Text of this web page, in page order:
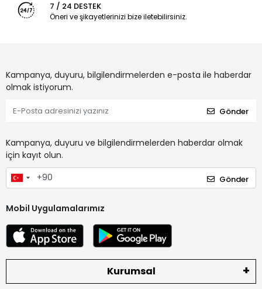
7 / 24 DESTEK
Öneri ve şikayetlerinizi bize iletebilirsiniz.
Kampanya, duyuru, bilgilendirmelerden e-posta ile haberdar
olmak istiyorum.
Gönder
Kampanya, duyuru ve bilgilendirmelerden haberdar olmak
için kayıt olun.
Gönder
Mobil Uygulamalarımız
Kurumsal